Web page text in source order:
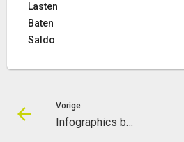
Lasten
Baten
Saldo
Vorige
Infographics begroting!